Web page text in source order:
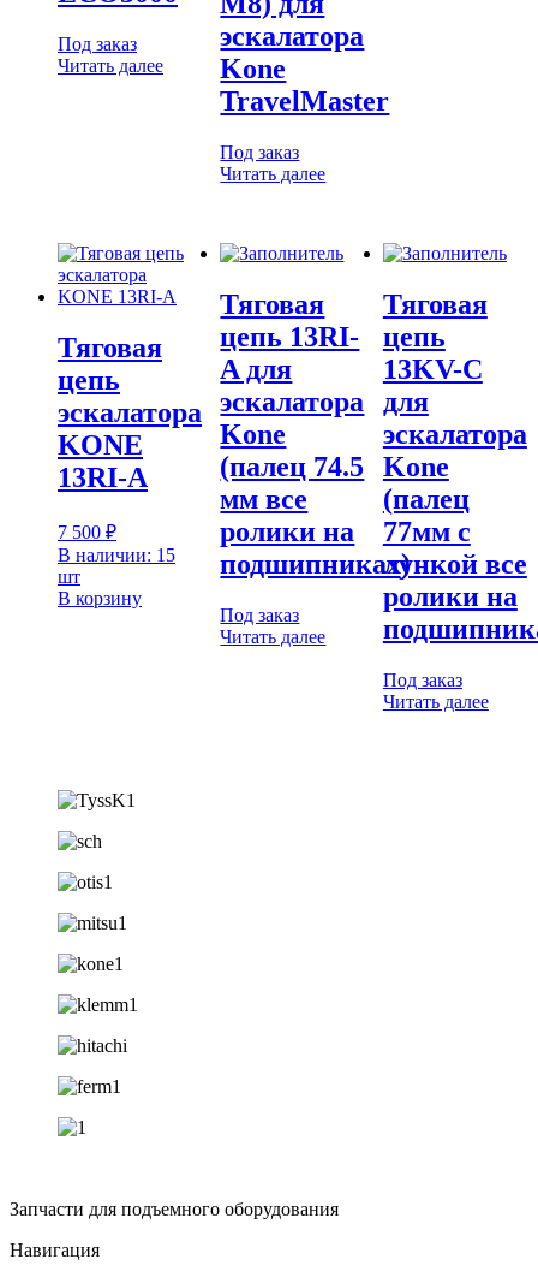
Под заказ
Читать далее
эскалатора
Kone
TravelMaster
Под заказ
Читать далее
Тяговая
цепь
эскалатора
KONE
13RI-A
7 500 ₽
В наличии: 15
шт
В корзину
Тяговая
цепь 13RI-
A для
эскалатора
Kone
(палец 74.5
мм все
ролики на
подшипниках)
Под заказ
Читать далее
Тяговая
цепь
13KV-C
для
эскалатора
Kone
(палец
77мм с
лункой все
ролики на
Под заказ
Читать далее
Запчасти для подъемного оборудования
Навигация